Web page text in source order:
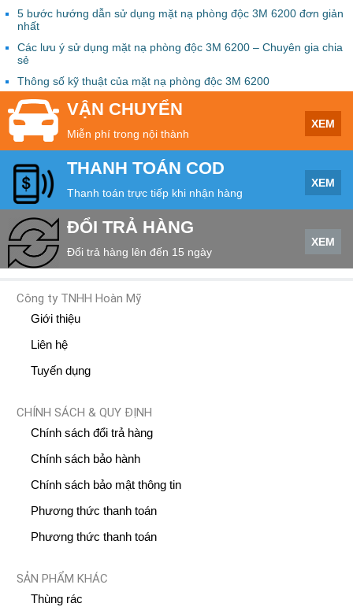
5 bước hướng dẫn sử dụng mặt nạ phòng độc 3M 6200 đơn giản
nhất
Các lưu ý sử dụng mặt nạ phòng độc 3M 6200 – Chuyên gia chia
sẻ
Thông số kỹ thuật của mặt nạ phòng độc 3M 6200
VẬN CHUYỂN
Miễn phí trong nội thành
XEM
THANH TOÁN COD
Thanh toán trực tiếp khi nhận hàng
XEM
ĐỔI TRẢ HÀNG
Đổi trả hàng lên đến 15 ngày
XEM
Công ty TNHH Hoàn Mỹ
Giới thiệu
Liên hệ
Tuyến dụng
CHÍNH SÁCH & QUY ĐỊNH
Chính sách đổi trả hàng
Chính sách bảo hành
Chính sách bảo mật thông tin
Phương thức thanh toán
Phương thức thanh toán
SẢN PHẨM KHÁC
Thùng rác